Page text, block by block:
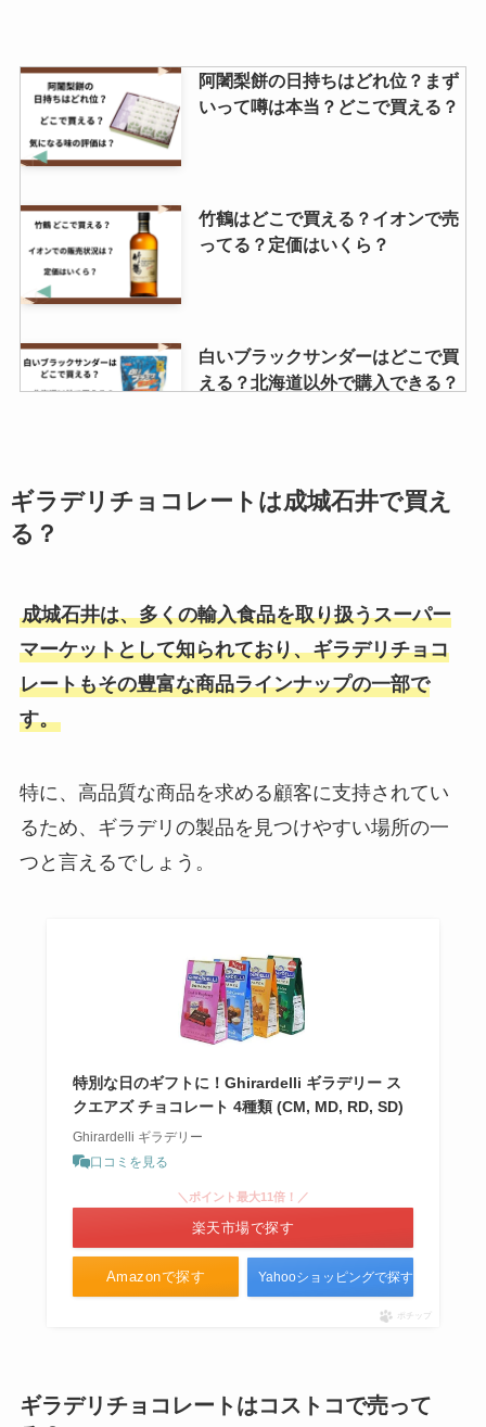
フォロのドレッシングはカルディ
で売ってる？どこで買える？イオ
ンで手に入る？定価はいくら？
アーモンドプードル売ってる場所
は？どこが安い？オススメの購入
先を調査！
千寿せんべいはどこで買える？コ
ンビニで売ってる？東京駅での販
売状況は？
メニューはなにがある？ファミマ
無糖ゆであずきはスーパーで売っ
てる？イオンで買える？カロリー
はどれ位？
る？イオンでは購入可能？
阿闍梨餅の日持ちはどれ位？まず
いって噂は本当？どこで買える？
竹鶴はどこで買える？イオンで売
ってる？定価はいくら？
白いブラックサンダーはどこで買
える？北海道以外で購入できる？
新宿カリーあられはどこで売って
る？東京駅構内ではどこで売って
グミチョコ 生産終了の理由は？代
わりのお菓子はどれ？
は？どこが安い？オススメの購入
先を調査！
ってる？板チョコとの違いは？
めんツナかんかん どこで買える?
東京での販売先はどこ？
京の店舗はどこ？スーパーで売っ
てる？
イルキャンティドレッシング 成城
ギラデリチョコレートは成城石井で買え
る？
成城石井は、多くの輸入食品を取り扱うスーパー
マーケットとして知られており、ギラデリチョコ
レートもその豊富な商品ラインナップの一部で
す。
特に、高品質な商品を求める顧客に支持されてい
るため、ギラデリの製品を見つけやすい場所の一
つと言えるでしょう。
特別な日のギフトに！Ghirardelli ギラデリー ス
クエアズ チョコレート 4種類 (CM, MD, RD, SD)
Ghirardelli ギラデリー
口コミを見る
Amazonで探す
＼ポイント最大11倍！／
楽天市場で探す
Yahooショッピングで探す
ポチップ
ギラデリチョコレートはコストコで売って